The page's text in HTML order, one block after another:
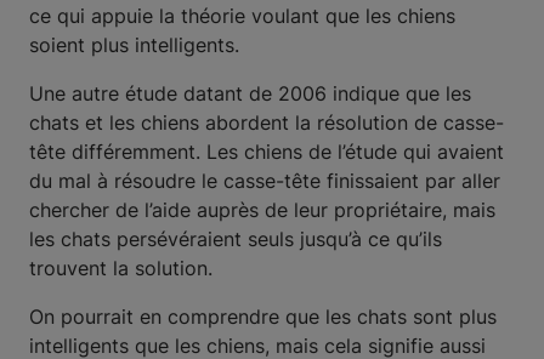
ce qui appuie la théorie voulant que les chiens
soient plus intelligents.
Une autre étude datant de 2006 indique que les
chats et les chiens abordent la résolution de casse-
tête différemment. Les chiens de l’étude qui avaient
du mal à résoudre le casse-tête finissaient par aller
chercher de l’aide auprès de leur propriétaire, mais
les chats persévéraient seuls jusqu’à ce qu’ils
trouvent la solution.
On pourrait en comprendre que les chats sont plus
intelligents que les chiens, mais cela signifie aussi